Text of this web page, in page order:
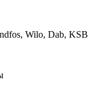
Wilo, Dab, KSB